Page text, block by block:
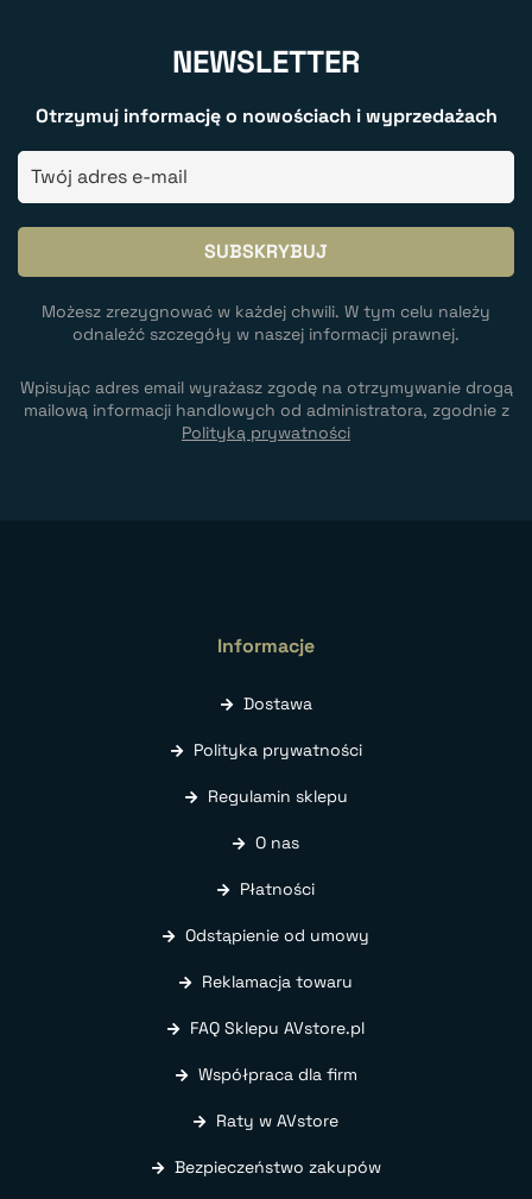
NEWSLETTER
Otrzymuj informację o nowościach i wyprzedażach
Możesz zrezygnować w każdej chwili. W tym celu należy
odnaleźć szczegóły w naszej informacji prawnej.
Wpisując adres email wyrażasz zgodę na otrzymywanie drogą
mailową informacji handlowych od administratora, zgodnie z
Polityką prywatności
Informacje
Dostawa
Polityka prywatności
Regulamin sklepu
O nas
Płatności
Odstąpienie od umowy
Reklamacja towaru
FAQ Sklepu AVstore.pl
Współpraca dla firm
Raty w AVstore
Bezpieczeństwo zakupów